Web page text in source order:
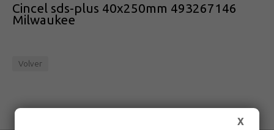
Cincel sds-plus 40x250mm 493267146
Milwaukee
Volver
X